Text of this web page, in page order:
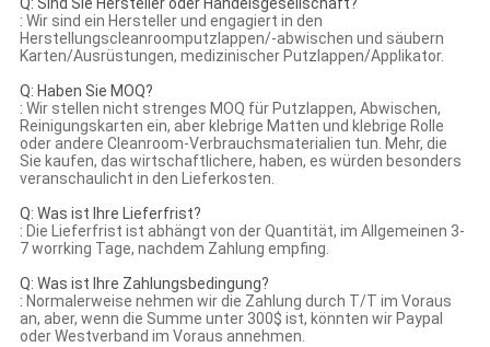
Q: Sind Sie Hersteller oder Handelsgesellschaft?
: Wir sind ein Hersteller und engagiert in den
Herstellungscleanroomputzlappen/-abwischen und säubern
Karten/Ausrüstungen, medizinischer Putzlappen/Applikator.
Q: Haben Sie MOQ?
: Wir stellen nicht strenges MOQ für Putzlappen, Abwischen,
Reinigungskarten ein, aber klebrige Matten und klebrige Rolle
oder andere Cleanroom-Verbrauchsmaterialien tun. Mehr, die
Sie kaufen, das wirtschaftlichere, haben, es würden besonders
veranschaulicht in den Lieferkosten.
Q: Was ist Ihre Lieferfrist?
: Die Lieferfrist ist abhängt von der Quantität, im Allgemeinen 3-
7 worrking Tage, nachdem Zahlung empfing.
Q: Was ist Ihre Zahlungsbedingung?
: Normalerweise nehmen wir die Zahlung durch T/T im Voraus
an, aber, wenn die Summe unter 300$ ist, könnten wir Paypal
oder Westverband im Voraus annehmen.